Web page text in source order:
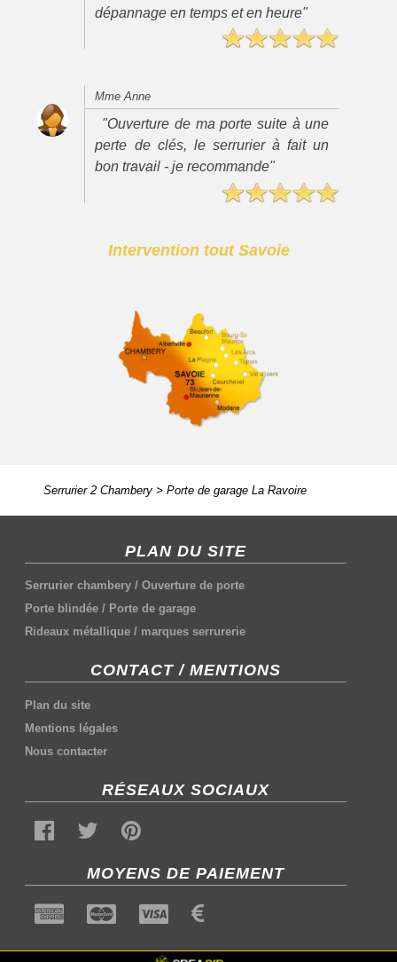
dépannage en temps et en heure"
Mme Anne
"Ouverture de ma porte suite à une
perte de clés, le serrurier à fait un
bon travail - je recommande"
Intervention tout Savoie
Serrurier 2 Chambery> Porte de garage La Ravoire
PLAN DU SITE
Serrurier chambery /Ouverture de porte
Porte blindée / Porte de garage
Rideaux métallique / marques serrurerie
CONTACT / MENTIONS
Plan du site
Mentions légales
Nous contacter
RÉSEAUX SOCIAUX
MOYENS DE PAIEMENT